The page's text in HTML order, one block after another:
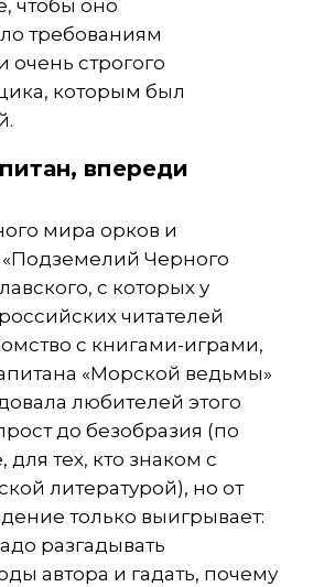
чтобы оно
требованиям
очень строгого
которым был
впереди
мира орков и
Черного
с которых у
читателей
с книгами-играми,
«Морской ведьмы»
любителей этого
до безобразия (по
тех, кто знаком с
литературой), но от
только выигрывает:
разгадывать
автора и гадать, почему